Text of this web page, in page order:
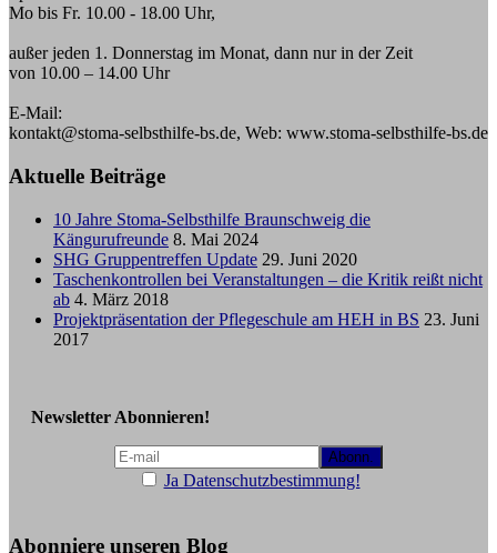
Mo bis Fr. 10.00 - 18.00 Uhr,
außer jeden 1. Donnerstag im Monat, dann nur in der Zeit
von 10.00 – 14.00 Uhr
E-Mail:
kontakt@stoma-selbsthilfe-bs.de, Web: www.stoma-selbsthilfe-bs.de
Aktuelle Beiträge
10 Jahre Stoma-Selbsthilfe Braunschweig die
Kängurufreunde 8. Mai 2024
SHG Gruppentreffen Update 29. Juni 2020
Taschenkontrollen bei Veranstaltungen – die Kritik reißt nicht
ab 4. März 2018
Projektpräsentation der Pflegeschule am HEH in BS 23. Juni
2017
Newsletter Abonnieren!
Ja Datenschutzbestimmung!
Abonniere unseren Blog